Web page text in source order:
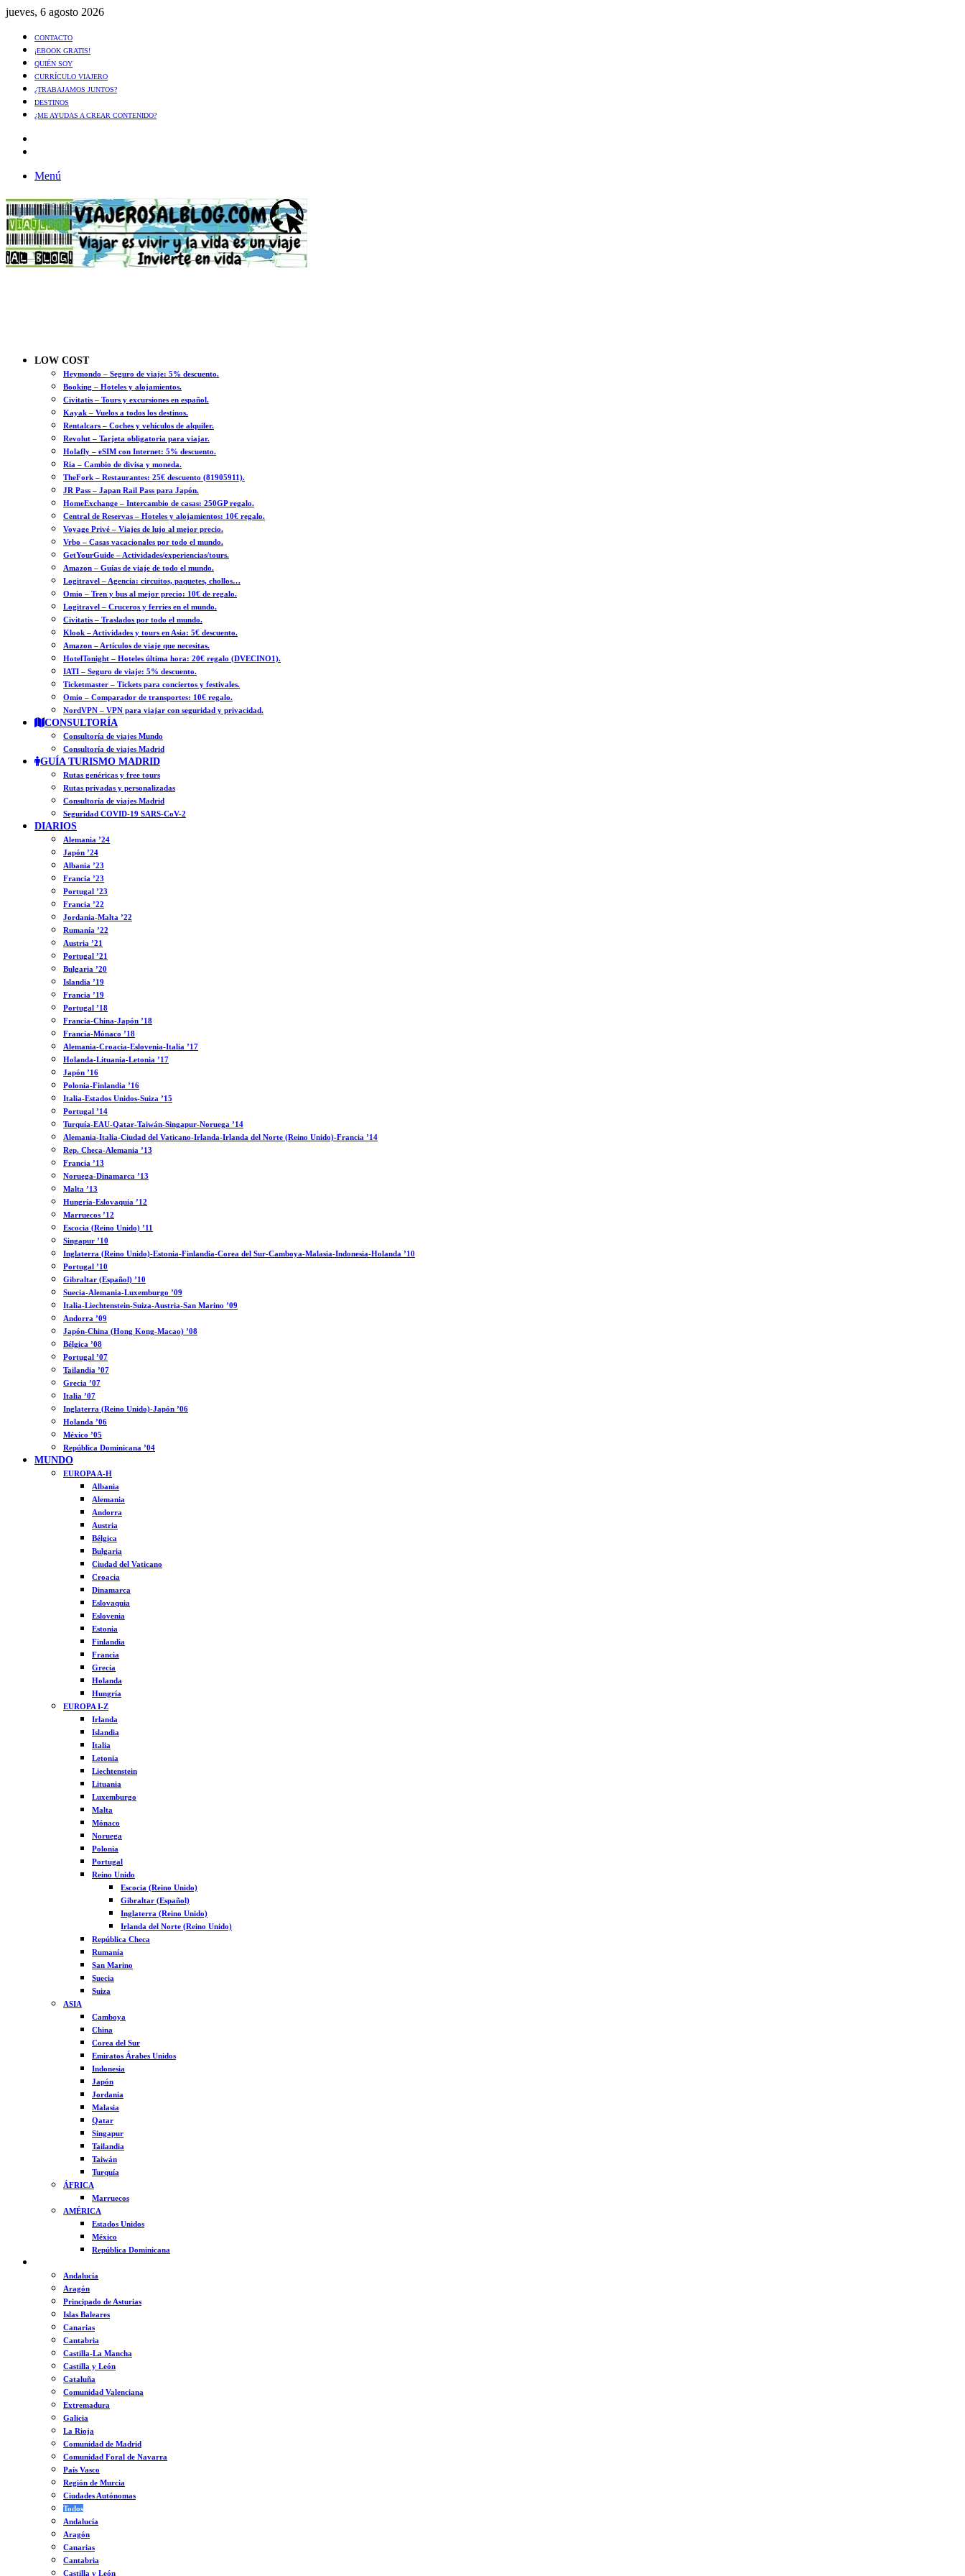
jueves, 6 agosto 2026
CONTACTO
¡EBOOK GRATIS!
QUIÉN SOY
CURRÍCULO VIAJERO
¿TRABAJAMOS JUNTOS?
DESTINOS
¿ME AYUDAS A CREAR CONTENIDO?
Menú
LOW COST
Heymondo – Seguro de viaje: 5% descuento.
Booking – Hoteles y alojamientos.
Civitatis – Tours y excursiones en español.
Kayak – Vuelos a todos los destinos.
Rentalcars – Coches y vehículos de alquiler.
Revolut – Tarjeta obligatoria para viajar.
Holafly – eSIM con Internet: 5% descuento.
Ria – Cambio de divisa y moneda.
TheFork – Restaurantes: 25€ descuento (81905911).
JR Pass – Japan Rail Pass para Japón.
HomeExchange – Intercambio de casas: 250GP regalo.
Central de Reservas – Hoteles y alojamientos: 10€ regalo.
Voyage Privé – Viajes de lujo al mejor precio.
Vrbo – Casas vacacionales por todo el mundo.
GetYourGuide – Actividades/experiencias/tours.
Amazon – Guías de viaje de todo el mundo.
Logitravel – Agencia: circuitos, paquetes, chollos…
Omio – Tren y bus al mejor precio: 10€ de regalo.
Logitravel – Cruceros y ferries en el mundo.
Civitatis – Traslados por todo el mundo.
Klook – Actividades y tours en Asia: 5€ descuento.
Amazon – Artículos de viaje que necesitas.
HotelTonight – Hoteles última hora: 20€ regalo (DVECINO1).
IATI – Seguro de viaje: 5% descuento.
Ticketmaster – Tickets para conciertos y festivales.
Omio – Comparador de transportes: 10€ regalo.
NordVPN – VPN para viajar con seguridad y privacidad.
CONSULTORÍA
Consultoría de viajes Mundo
Consultoría de viajes Madrid
GUÍA TURISMO MADRID
Rutas genéricas y free tours
Rutas privadas y personalizadas
Consultoría de viajes Madrid
Seguridad COVID-19 SARS-CoV-2
DIARIOS
Alemania ’24
Japón ’24
Albania ’23
Francia ’23
Portugal ’23
Francia ’22
Jordania-Malta ’22
Rumanía ’22
Austria ’21
Portugal ’21
Bulgaria ’20
Islandia ’19
Francia ’19
Portugal ’18
Francia-China-Japón ’18
Francia-Mónaco ’18
Alemania-Croacia-Eslovenia-Italia ’17
Holanda-Lituania-Letonia ’17
Japón ’16
Polonia-Finlandia ’16
Italia-Estados Unidos-Suiza ’15
Portugal ’14
Turquía-EAU-Qatar-Taiwán-Singapur-Noruega ’14
Alemania-Italia-Ciudad del Vaticano-Irlanda-Irlanda del Norte (Reino Unido)-Francia ’14
Rep. Checa-Alemania ’13
Francia ’13
Noruega-Dinamarca ’13
Malta ’13
Hungría-Eslovaquia ’12
Marruecos ’12
Escocia (Reino Unido) ’11
Singapur ’10
Inglaterra (Reino Unido)-Estonia-Finlandia-Corea del Sur-Camboya-Malasia-Indonesia-Holanda ’10
Portugal ’10
Gibraltar (Español) ’10
Suecia-Alemania-Luxemburgo ’09
Italia-Liechtenstein-Suiza-Austria-San Marino ’09
Andorra ’09
Japón-China (Hong Kong-Macao) ’08
Bélgica ’08
Portugal ’07
Tailandia ’07
Grecia ’07
Italia ’07
Inglaterra (Reino Unido)-Japón ’06
Holanda ’06
México ’05
República Dominicana ’04
MUNDO
EUROPA A-H
Albania
Alemania
Andorra
Austria
Bélgica
Bulgaria
Ciudad del Vaticano
Croacia
Dinamarca
Eslovaquia
Eslovenia
Estonia
Finlandia
Francia
Grecia
Holanda
Hungría
EUROPA I-Z
Irlanda
Islandia
Italia
Letonia
Liechtenstein
Lituania
Luxemburgo
Malta
Mónaco
Noruega
Polonia
Portugal
Reino Unido
Escocia (Reino Unido)
Gibraltar (Español)
Inglaterra (Reino Unido)
Irlanda del Norte (Reino Unido)
República Checa
Rumanía
San Marino
Suecia
Suiza
ASIA
Camboya
China
Corea del Sur
Emiratos Árabes Unidos
Indonesia
Japón
Jordania
Malasia
Qatar
Singapur
Tailandia
Taiwán
Turquía
ÁFRICA
Marruecos
AMÉRICA
Estados Unidos
México
República Dominicana
Andalucía
Aragón
Principado de Asturias
Islas Baleares
Canarias
Cantabria
Castilla-La Mancha
Castilla y León
Cataluña
Comunidad Valenciana
Extremadura
Galicia
La Rioja
Comunidad de Madrid
Comunidad Foral de Navarra
País Vasco
Región de Murcia
Ciudades Autónomas
Todos
Andalucía
Aragón
Canarias
Cantabria
Castilla y León